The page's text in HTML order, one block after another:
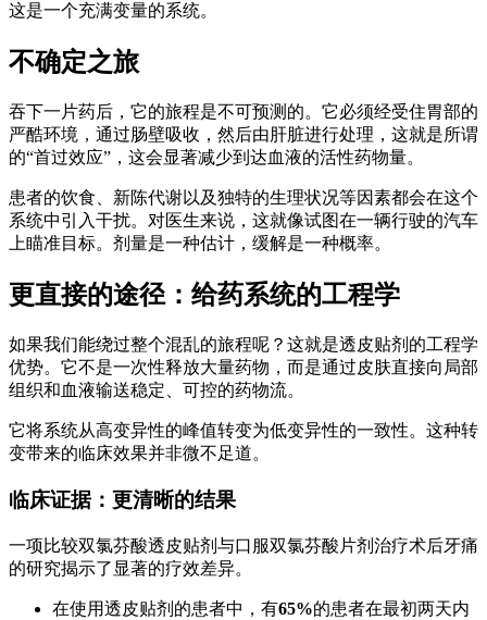
这是一个充满变量的系统。
不确定之旅
吞下一片药后，它的旅程是不可预测的。它必须经受住胃部的
严酷环境，通过肠壁吸收，然后由肝脏进行处理，这就是所谓
的“首过效应”，这会显著减少到达血液的活性药物量。
患者的饮食、新陈代谢以及独特的生理状况等因素都会在这个
系统中引入干扰。对医生来说，这就像试图在一辆行驶的汽车
上瞄准目标。剂量是一种估计，缓解是一种概率。
更直接的途径：给药系统的工程学
如果我们能绕过整个混乱的旅程呢？这就是透皮贴剂的工程学
优势。它不是一次性释放大量药物，而是通过皮肤直接向局部
组织和血液输送稳定、可控的药物流。
它将系统从高变异性的峰值转变为低变异性的一致性。这种转
变带来的临床效果并非微不足道。
临床证据：更清晰的结果
一项比较双氯芬酸透皮贴剂与口服双氯芬酸片剂治疗术后牙痛
的研究揭示了显著的疗效差异。
在使用透皮贴剂的患者中，有65%的患者在最初两天内